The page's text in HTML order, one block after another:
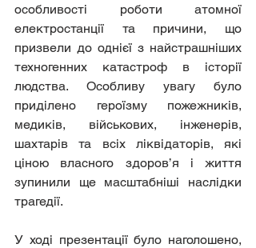
особливості роботи атомної
електростанції та причини, що
призвели до однієї з найстрашніших
техногенних катастроф в історії
людства. Особливу увагу було
приділено героїзму пожежників,
медиків, військових, інженерів,
шахтарів та всіх ліквідаторів, які
ціною власного здоров’я і життя
зупинили ще масштабніші наслідки
трагедії.
У ході презентації було наголошено,